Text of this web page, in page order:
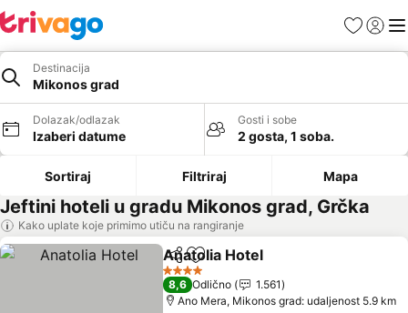
FavoritiPrijavi
Destinacija
Mikonos grad
Dolazak/odlazak
Izaberi datume
Gosti i sobe
2 gosta, 1 soba.
Sortiraj Filtriraj Mapa
Jeftini hoteli u gradu Mikonos grad, Grčka
Kako uplate koje primimo utiču na rangiranje
Deli Dodati u favorite
Anatolia Hotel
4 Zvezdice
8,6 Odlično
1.561
Ano Mera, Mikonos grad: udaljenost 5.9 km